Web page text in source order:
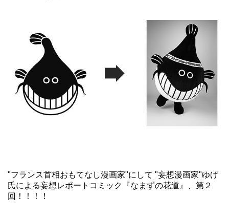
"フランス首相おもてなし漫画家"にして "妄想漫画家"ゆげ
氏による妄想レポートコミック『なまずの花道』、第２
回！！！！